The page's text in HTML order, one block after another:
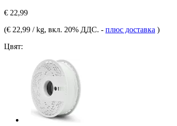
€ 22,99
(€ 22,99 / kg, вкл. 20% ДДС. - плюс доставка )
Цвят: